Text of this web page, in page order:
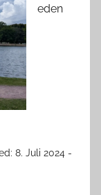
eden
8. Juli 2024 -